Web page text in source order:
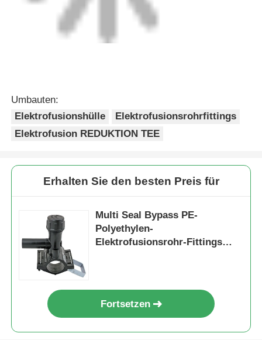
Fortsetzen
Empfohlene Produkte
G-TECH Fusamatic™
Orange
Elektroschweißmuffe
Reduzierend:
Intelligente
Verbindungen für
Anfrage absenden
G-TECH Fusamatic®
(mit Kunststoff-
Endkappen)
Anfrage absenden